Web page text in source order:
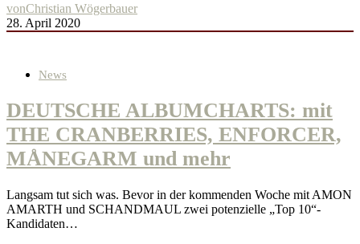
vonChristian Wögerbauer
28. April 2020
News
DEUTSCHE ALBUMCHARTS: mit
THE CRANBERRIES, ENFORCER,
MÅNEGARM und mehr
Langsam tut sich was. Bevor in der kommenden Woche mit AMON
AMARTH und SCHANDMAUL zwei potenzielle „Top 10“-
Kandidaten…